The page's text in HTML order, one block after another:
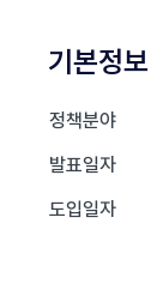
기본정보
정책분야
발표일자
도입일자